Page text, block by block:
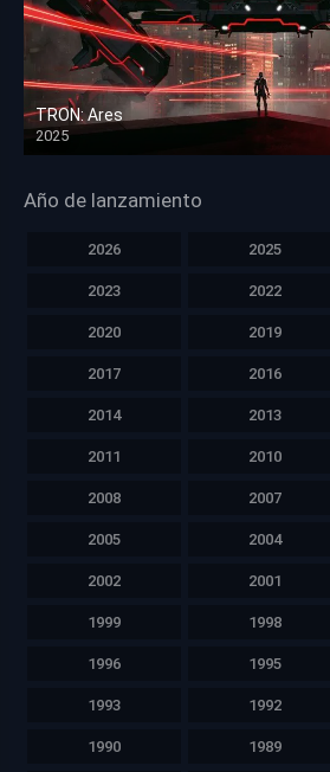
TRON: Ares
2025
HD 1080p
Año de lanzamiento
2026 2025
2023 2022
2020 2019
2017 2016
2014 2013
2011 2010
2008 2007
2005 2004
2002 2001
1999 1998
1996 1995
1993 1992
1990 1989